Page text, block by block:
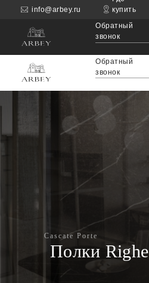
купить
info@arbey.ru
Обратный
звонок
Обратный
звонок
Cascate Porte
Полки Righe